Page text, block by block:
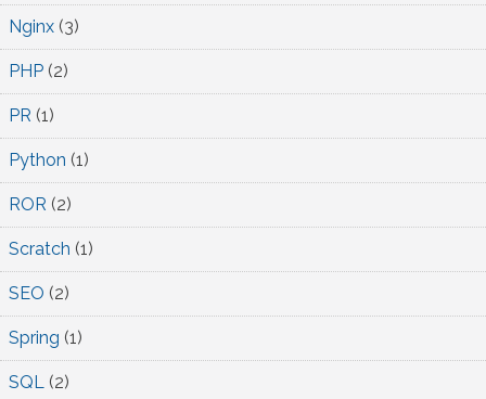
Nginx (3)
PHP (2)
PR (1)
Python (1)
ROR (2)
Scratch (1)
SEO (2)
Spring (1)
SQL (2)